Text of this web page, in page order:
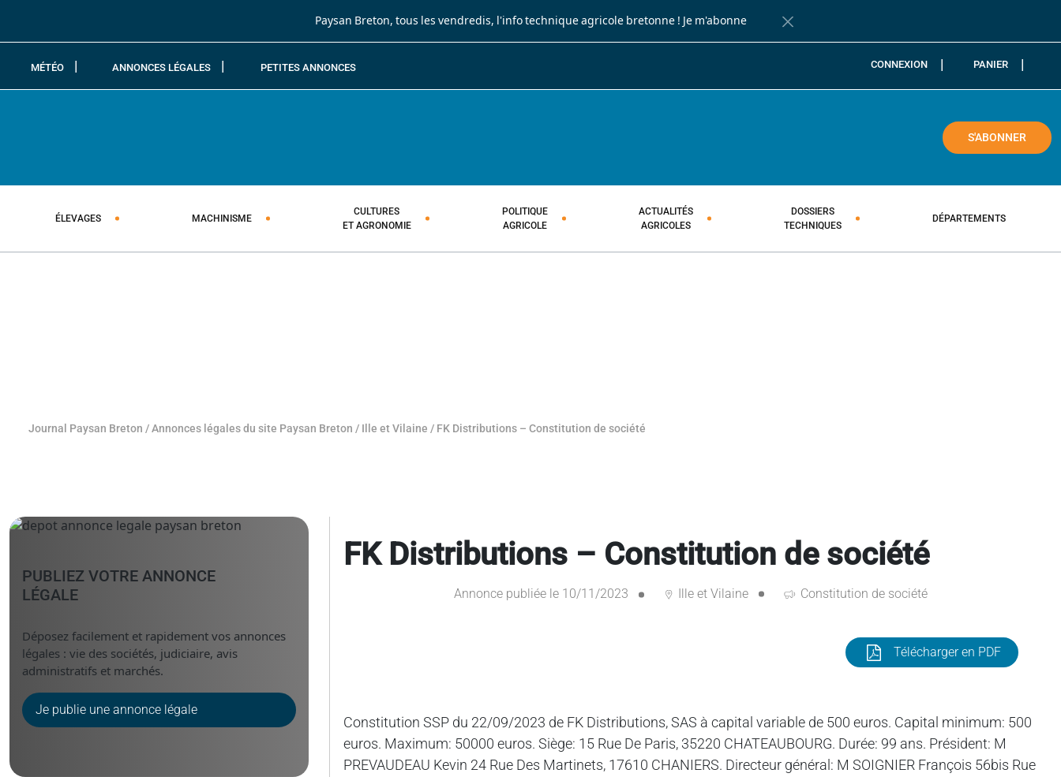
Paysan Breton, tous les vendredis, l'info technique agricole bretonne ! Je m'abonne
Fermer la barre de notification
MÉTÉO ANNONCES LÉGALES PETITES ANNONCES CONNEXION PANIER
S'ABONNER
ÉLEVAGES MACHINISME
CULTURES
ET AGRONOMIE
POLITIQUE
AGRICOLE
ACTUALITÉS
AGRICOLES
DOSSIERS
TECHNIQUES
DÉPARTEMENTS
Journal Paysan Breton /Annonces légales du site Paysan Breton / Ille et Vilaine / FK Distributions – Constitution de société
FK Distributions – Constitution de société
Annonce publiée le 10/11/2023 Ille et Vilaine Constitution de société
Télécharger en PDF
Constitution SSP du 22/09/2023 de FK Distributions, SAS à capital variable de 500 euros. Capital minimum: 500
euros. Maximum: 50000 euros. Siège: 15 Rue De Paris, 35220 CHATEAUBOURG. Durée: 99 ans. Président: M
PREVAUDEAU Kevin 24 Rue Des Martinets, 17610 CHANIERS. Directeur général: M SOIGNIER François 56bis Rue
PUBLIEZ VOTRE ANNONCE
LÉGALE
Déposez facilement et rapidement vos annonces
légales : vie des sociétés, judiciaire, avis
administratifs et marchés.
Je publie une annonce légale